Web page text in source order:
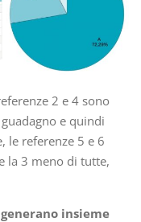
2 e 4 sono
e quindi
le referenze 5 e 6
la 3 meno di tutte,
insieme